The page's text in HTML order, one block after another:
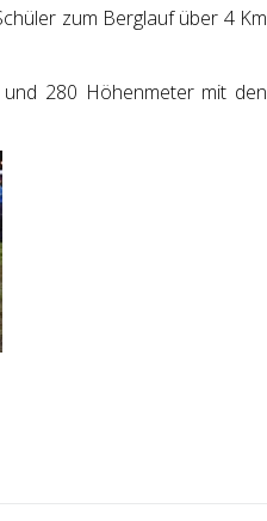
zum Berglauf über 4 Km
280 Höhenmeter mit den